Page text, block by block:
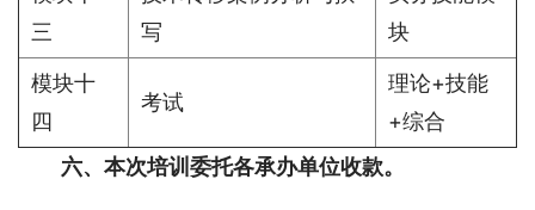
三
写
块
模块十
四
考试
理论+技能
+综合
六、本次培训委托各承办单位收款。